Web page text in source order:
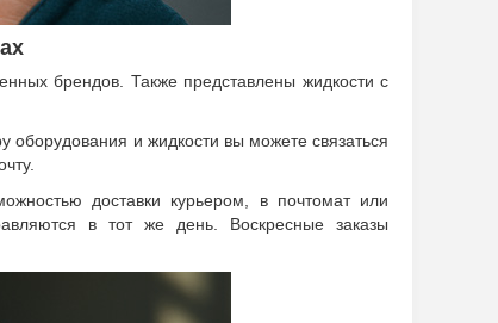
брендов. Также представлены жидкости с
и жидкости вы можете связаться
доставки курьером, в почтомат или
в тот же день. Воскресные заказы